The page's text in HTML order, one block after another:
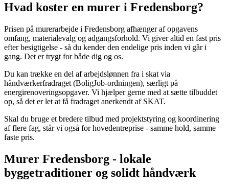
Hvad koster en murer i Fredensborg?
Prisen på murerarbejde i Fredensborg afhænger af opgavens
omfang, materialevalg og adgangsforhold. Vi giver altid en fast pris
efter besigtigelse - så du kender den endelige pris inden vi går i
gang. Det er trygt for både dig og os.
Du kan trække en del af arbejdslønnen fra i skat via
håndværkerfradraget (BoligJob-ordningen), særligt på
energirenoveringsopgaver. Vi hjælper gerne med at sætte tilbuddet
op, så det er let at få fradraget anerkendt af SKAT.
Skal du bruge et bredere tilbud med projektstyring og koordinering
af flere fag, står vi også for hovedentreprise - samme hold, samme
faste pris.
Murer Fredensborg - lokale
byggetraditioner og solidt håndværk